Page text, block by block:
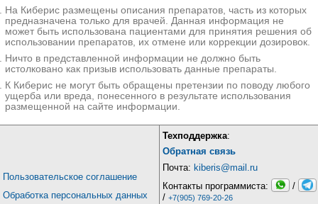
На Киберис размещены описания препаратов, часть из которых
предназначена только для врачей. Данная информация не
может быть использована пациентами для принятия решения об
использовании препаратов, их отмене или коррекции дозировок.
Ничто в представленной информации не должно быть
истолковано как призыв использовать данные препараты.
К Киберис не могут быть обращены претензии по поводу любого
ущерба или вреда, понесенного в результате использования
размещенной на сайте информации.
Пользовательское соглашение
Обработка персональных данных
Техподдержка:
Обратная связь
Почта: kiberis@mail.ru
Контакты программиста:
/
/ +7(905) 769-20-26